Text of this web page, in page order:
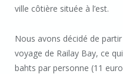
ville côtière située à l’est.
Nous avons décidé de
voyage de Railay Bay, ce
bahts par personne (11